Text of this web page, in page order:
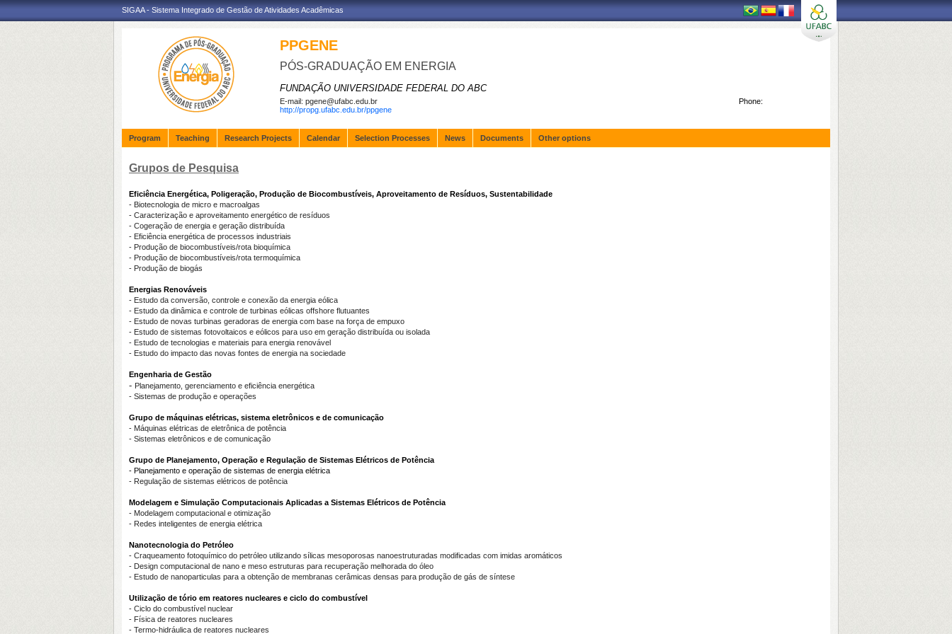
SIGAA - Sistema Integrado de Gestão de Atividades Acadêmicas
PPGENE
PÓS-GRADUAÇÃO EM ENERGIA
FUNDAÇÃO UNIVERSIDADE FEDERAL DO ABC
Phone:
E-mail: pgene@ufabc.edu.br
http://propg.ufabc.edu.br/ppgene
Program Teaching Research Projects Calendar Selection Processes News Documents Other options
Grupos de Pesquisa
Eficiência Energética, Poligeração, Produção de Biocombustíveis, Aproveitamento de Resíduos, Sustentabilidade
- Biotecnologia de micro e macroalgas
- Caracterização e aproveitamento energético de resíduos
- Cogeração de energia e geração distribuída
- Eficiência energética de processos industriais
- Produção de biocombustíveis/rota bioquímica
- Produção de biocombustíveis/rota termoquímica
- Produção de biogás
Energias Renováveis
- Estudo da conversão, controle e conexão da energia eólica
- Estudo da dinâmica e controle de turbinas eólicas offshore flutuantes
- Estudo de novas turbinas geradoras de energia com base na força de empuxo
- Estudo de sistemas fotovoltaicos e eólicos para uso em geração distribuída ou isolada
- Estudo de tecnologias e materiais para energia renovável
- Estudo do impacto das novas fontes de energia na sociedade
Engenharia de Gestão
- Planejamento, gerenciamento e eficiência energética
- Sistemas de produção e operações
Grupo de máquinas elétricas, sistema eletrônicos e de comunicação
- Máquinas elétricas de eletrônica de potência
- Sistemas eletrônicos e de comunicação
Grupo de Planejamento, Operação e Regulação de Sistemas Elétricos de Potência
- Planejamento e operação de sistemas de energia elétrica
- Regulação de sistemas elétricos de potência
Modelagem e Simulação Computacionais Aplicadas a Sistemas Elétricos de Potência
- Modelagem computacional e otimização
- Redes inteligentes de energia elétrica
Nanotecnologia do Petróleo
- Craqueamento fotoquímico do petróleo utilizando sílicas mesoporosas nanoestruturadas modificadas com imidas aromáticos
- Design computacional de nano e meso estruturas para recuperação melhorada do óleo
- Estudo de nanoparticulas para a obtenção de membranas cerâmicas densas para produção de gás de síntese
Utilização de tório em reatores nucleares e ciclo do combustível
- Ciclo do combustível nuclear
- Física de reatores nucleares
- Termo-hidráulica de reatores nucleares